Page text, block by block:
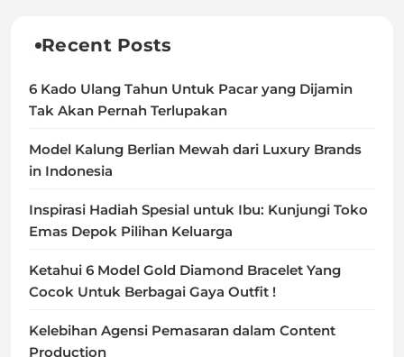
Recent Posts
6 Kado Ulang Tahun Untuk Pacar yang Dijamin
Tak Akan Pernah Terlupakan
Model Kalung Berlian Mewah dari Luxury Brands
in Indonesia
Inspirasi Hadiah Spesial untuk Ibu: Kunjungi Toko
Emas Depok Pilihan Keluarga
Ketahui 6 Model Gold Diamond Bracelet Yang
Cocok Untuk Berbagai Gaya Outfit !
Kelebihan Agensi Pemasaran dalam Content
Production